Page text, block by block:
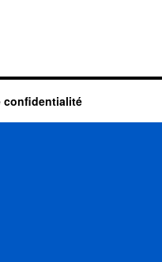
confidentialité